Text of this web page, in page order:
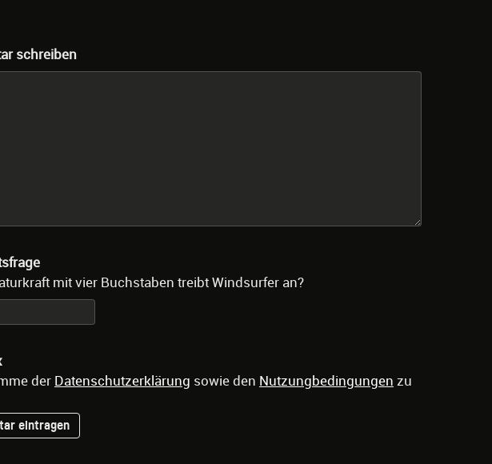
schreiben
mit vier Buchstaben treibt Windsurfer an?
der Datenschutzerklärung sowie den Nutzungbedingungen zu